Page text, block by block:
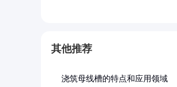
其他推荐
浇筑母线槽的特点和应用领域